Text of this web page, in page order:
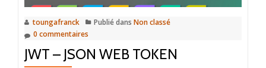
toungafranck Publié dans Non classé
0 commentaires
JWT – JSON WEB TOKEN